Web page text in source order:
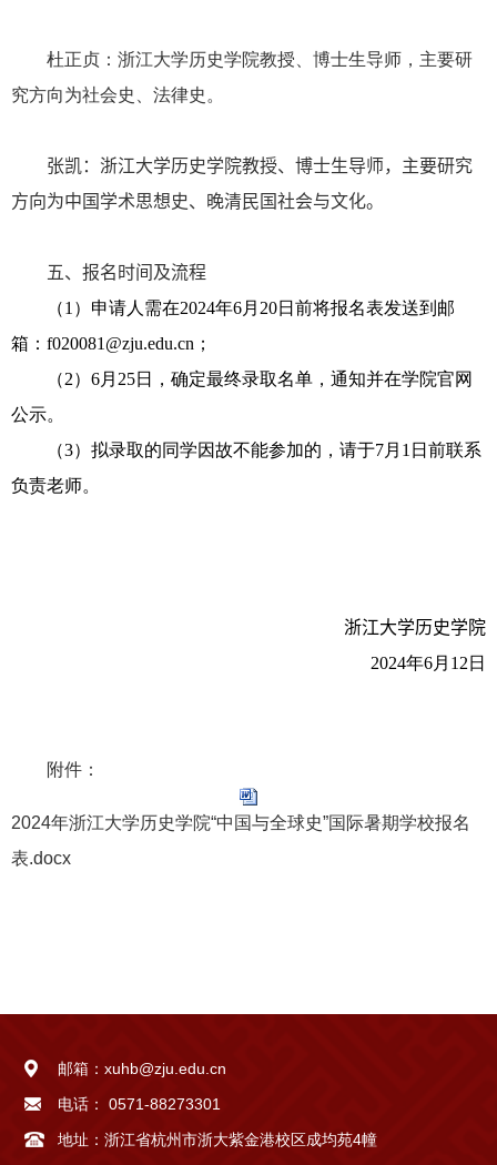
杜正贞：浙江大学历史学院教授、博士生导师，主要研
究方向为社会史、法律史。
张凯： 浙江大学历史学院教授、博士生导师，主要研究
方向为中国学术思想史、晚清民国社会与文化。
五、报名时间及流程
（1 ）申请人需在2024年6月 20日前将报名表发送到邮
箱： f020081@zju.edu.cn ；
（2） 6月 25日，确定最终录取名单，通知并在学院官网
公示。
（3）拟录取的同学因故不能参加的，请于7月 1 日前联系
负责老师。
浙江大学历史学院
2024年6月 12 日
附件：
2024年浙江大学历史学院“中国与全球史”国际暑期学校报名
表.docx
邮箱：xuhb@zju.edu.cn
电话：
0571-88273301
地址：浙江省杭州市浙大紫金港校区成均苑4幢